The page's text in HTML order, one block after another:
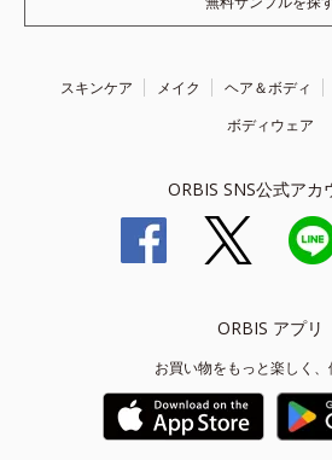
スキンケア メイク ヘア＆ボディ
ボディウェア
ORBIS SNS公式アカ
ORBIS アプリ
お買い物をもっと楽しく、